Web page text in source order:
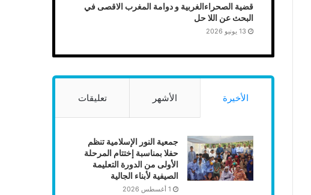
قضية الصحراءالغربية و دوامة المغرب الاقصى في
البحث عن اللا حل
13 يونيو 2026
الأخيرة الأشهر تعليقات
جمعية النور الإسلامية تنظم
حفلا بمناسبة إختتام المرحلة
الأولى من الدورة التعليمة
الصيفية لأبناء الجالية
1 أغسطس 2026